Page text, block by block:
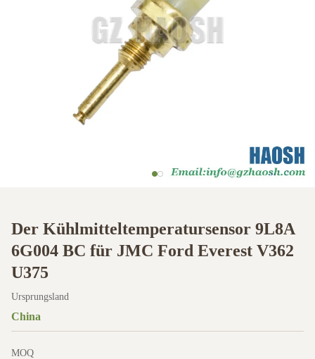
Der Kühlmitteltemperatursensor 9L8A
6G004 BC für JMC Ford Everest V362
U375
Ursprungsland
China
MOQ